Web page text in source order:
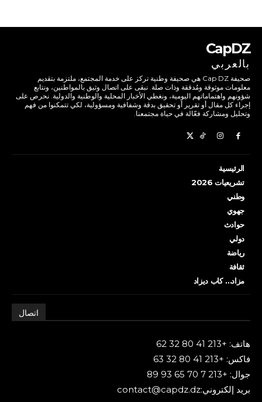
CapDZ
بالعربي
صحيفة Cap DZ هي صحيفة وطنية تركز على خدمة المجتمع، ملتزمة بتقديم
معلومات موثوقة ومُدققة وذات صلة. نبقى على اتصال وثيق بالمواطنين، ونتابع
شؤونهم واهتماماتهم اليومية، ونغطي الأخبار المحلية والوطنية والدولية. نحرص على
إجراء كل مقال أو تقرير أو تحقيق بدقة وشفافية ومسؤولية، لكي تتمكنوا من فهم
وتحليل ومشاركة فعّالة في حياة مجتمعنا.
الرئيسية
تشريعيات 2026
وطني
جهوي
حوادث
دولي
رياضة
ثقافة
مزاد… كاب ديزاد
اتصال
هاتف: +213 41 80 32 62
فاكس: +213 41 80 32 63
جوال: +213 7 70 65 93 89
بريد إلكتروني:contact@capdz.dz